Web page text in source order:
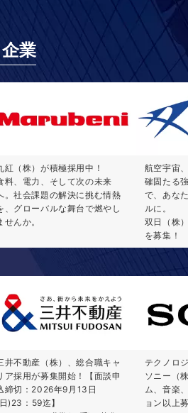
業
紅（株）が積極採用中！
料、電力、そして次の未来
。社会課題の解決に挑む情熱
、グローバルな舞台で燃やし
せんか。
航空宇宙
確固たる
で、あな
ルに。
双日（株
を募集！
井不動産（株）、総合職キャ
ア採用が募集開始！【面談申
締切：2026年9月13日
)23：59迄】
テクノロ
ソニー（
ム、音楽
ョン以上